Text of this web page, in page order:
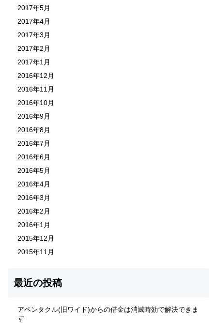
2017年5月
2017年4月
2017年3月
2017年2月
2017年1月
2016年12月
2016年11月
2016年10月
2016年9月
2016年8月
2016年7月
2016年6月
2016年5月
2016年4月
2016年3月
2016年2月
2016年1月
2015年12月
2015年11月
最近の投稿
アペンタクル(旧ワイド)からの借金は消滅時効で解決できま
す